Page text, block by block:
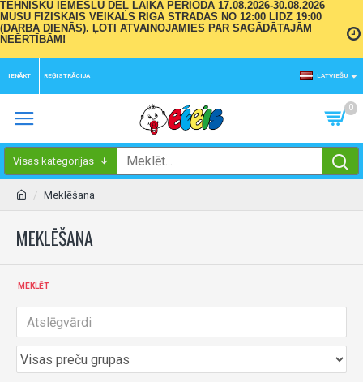
TEHNISKU IEMESLU DĒĻ LAIKA PERIODĀ 17.08.2026-30.08.2026
MŪSU FIZISKAIS VEIKALS RĪGĀ STRĀDĀS NO 12:00 LĪDZ 19:00
(DARBA DIENĀS). ĻOTI ATVAINOJAMIES PAR SAGĀDĀTAJĀM
NEĒRTĪBĀM!
IENĀKT REĢISTRĀCIJA LATVIEŠU
0
Visas kategorijas
Meklēšana
MEKLĒŠANA
MEKLĒT